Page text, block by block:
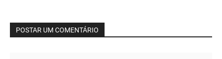
POSTAR UM COMENTÁRIO